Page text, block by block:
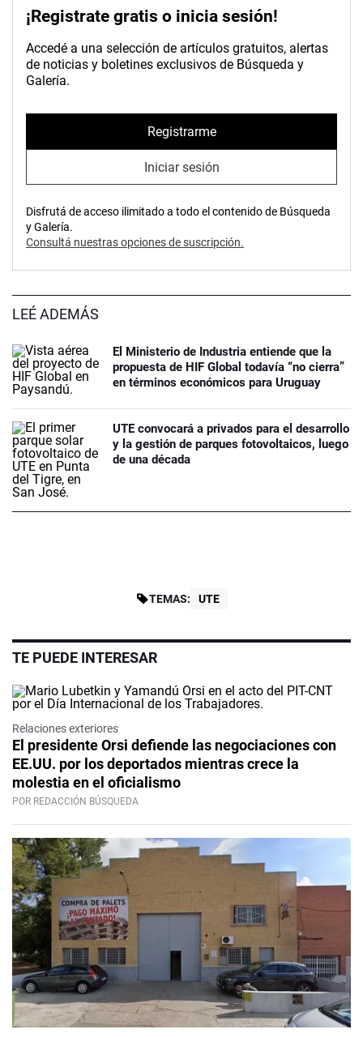
¡Registrate gratis o inicia sesión!
Accedé a una selección de artículos gratuitos, alertas
de noticias y boletines exclusivos de Búsqueda y
Galería.
Registrarme
Iniciar sesión
Disfrutá de acceso ilimitado a todo el contenido de Búsqueda
y Galería.
Consultá nuestras opciones de suscripción.
LEÉ ADEMÁS
El Ministerio de Industria entiende que la
propuesta de HIF Global todavía “no cierra”
en términos económicos para Uruguay
UTE convocará a privados para el desarrollo
y la gestión de parques fotovoltaicos, luego
de una década
TEMAS: UTE
TE PUEDE INTERESAR
Relaciones exteriores
El presidente Orsi defiende las negociaciones con
EE.UU. por los deportados mientras crece la
molestia en el oficialismo
POR REDACCIÓN BÚSQUEDA